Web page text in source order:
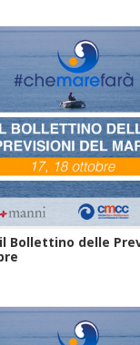
Bollettino delle